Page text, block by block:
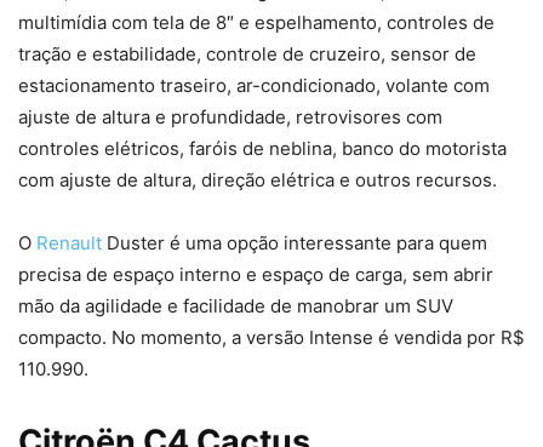
multimídia com tela de 8″ e espelhamento, controles de
tração e estabilidade, controle de cruzeiro, sensor de
estacionamento traseiro, ar-condicionado, volante com
ajuste de altura e profundidade, retrovisores com
controles elétricos, faróis de neblina, banco do motorista
com ajuste de altura, direção elétrica e outros recursos.
O Renault Duster é uma opção interessante para quem
precisa de espaço interno e espaço de carga, sem abrir
mão da agilidade e facilidade de manobrar um SUV
compacto. No momento, a versão Intense é vendida por R$
110.990.